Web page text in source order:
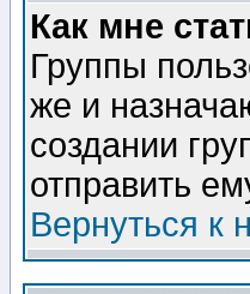
Как мне
Группы
же и
создании
отправить
Вернуться к